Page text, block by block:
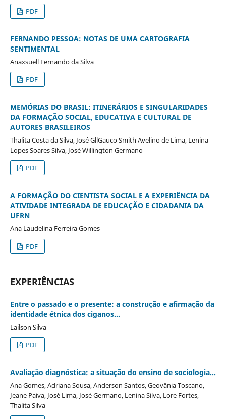
PDF
FERNANDO PESSOA: NOTAS DE UMA CARTOGRAFIA
SENTIMENTAL
Anaxsuell Fernando da Silva
PDF
MEMÓRIAS DO BRASIL: ITINERÁRIOS E SINGULARIDADES
DA FORMAÇÃO SOCIAL, EDUCATIVA E CULTURAL DE
AUTORES BRASILEIROS
Thalita Costa da Silva, José GllGauco Smith Avelino de Lima, Lenina
Lopes Soares Silva, José Willington Germano
PDF
A FORMAÇÃO DO CIENTISTA SOCIAL E A EXPERIÊNCIA DA
ATIVIDADE INTEGRADA DE EDUCAÇÃO E CIDADANIA DA
UFRN
Ana Laudelina Ferreira Gomes
PDF
EXPERIÊNCIAS
Entre o passado e o presente: a construção e afirmação da
identidade étnica dos ciganos...
Lailson Silva
PDF
Avaliação diagnóstica: a situação do ensino de sociologia...
Ana Gomes, Adriana Sousa, Anderson Santos, Geovânia Toscano,
Jeane Paiva, José Lima, José Germano, Lenina Silva, Lore Fortes,
Thalita Silva